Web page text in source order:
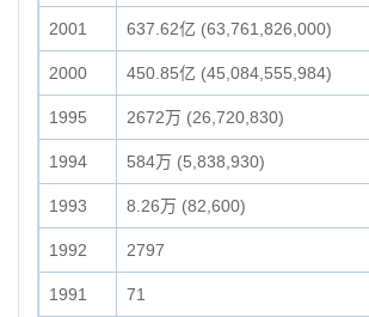
2001 637.62亿 (63,761,826,000)
2000 450.85亿 (45,084,555,984)
1995 2672万 (26,720,830)
1994 584万 (5,838,930)
1993 8.26万 (82,600)
1992 2797
1991 71